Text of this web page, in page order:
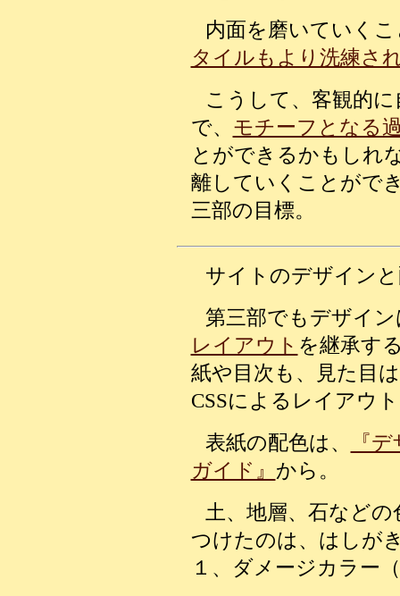
内面を磨いていく
タイルもより洗練さ
こうして、客観的
で、 モチーフとなる
とができるかもしれ
離していくことがで
三部の目標。
サイトのデザイン
第三部でもデザイン
レイアウト を継承す
紙や目次も、見た目
CSSによるレイアウ
表紙の配色は、
『
ガイド』 から。
土、地層、石など
つけたのは、はしが
１、ダメージカラー